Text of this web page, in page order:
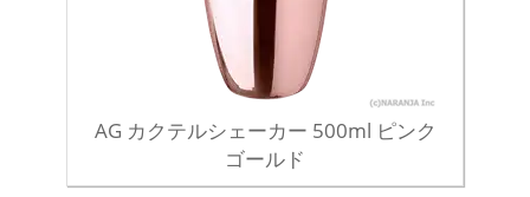
AG カクテルシェーカー 500ml ピンク
ゴールド